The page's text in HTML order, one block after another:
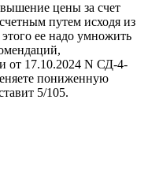
цены за счет
путем исходя из
ее надо умножить
от 17.10.2024 N СД-4-
пониженную
5/105.